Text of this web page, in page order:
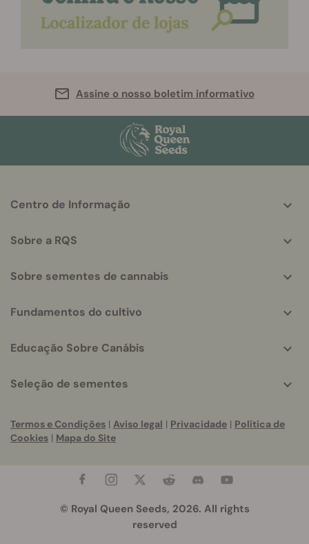
Assine o nosso boletim informativo
helpful
Centro de Informação
Sobre a RQS
Sobre sementes de cannabis
Fundamentos do cultivo
Educação Sobre Canábis
Seleção de sementes
Termos e Condições | Aviso legal | Privacidade | Política de
Cookies | Mapa do Site
© Royal Queen Seeds, 2026. All rights
reserved